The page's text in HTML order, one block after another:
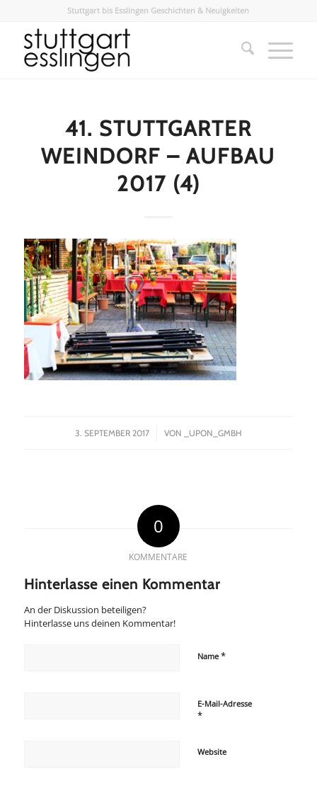
Stuttgart bis Esslingen Geschichten & Neuigkeiten
41. STUTTGARTER
WEINDORF – AUFBAU
2017 (4)
3. SEPTEMBER 2017
/ VON _UPON_GMBH
0
KOMMENTARE
Hinterlasse einen Kommentar
An der Diskussion beteiligen?
Hinterlasse uns deinen Kommentar!
Name *
E-Mail-Adresse
*
Website